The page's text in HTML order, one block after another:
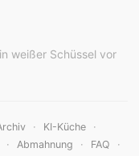
weißer Schüssel vor
· KI-Küche ·
· Abmahnung · FAQ
·